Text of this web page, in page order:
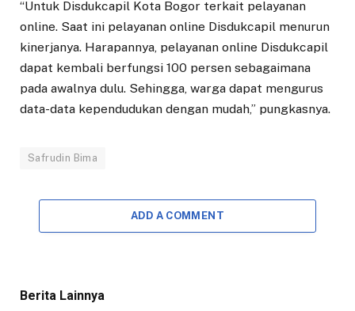
“Untuk Disdukcapil Kota Bogor terkait pelayanan
online. Saat ini pelayanan online Disdukcapil menurun
kinerjanya. Harapannya, pelayanan online Disdukcapil
dapat kembali berfungsi 100 persen sebagaimana
pada awalnya dulu. Sehingga, warga dapat mengurus
data-data kependudukan dengan mudah,” pungkasnya.
Safrudin Bima
ADD A COMMENT
Berita Lainnya